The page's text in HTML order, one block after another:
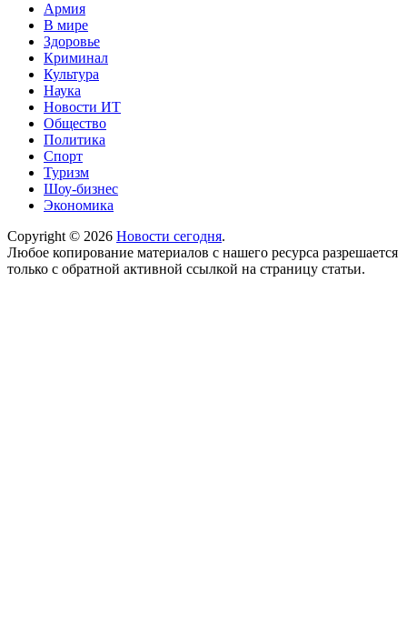
Армия
В мире
Здоровье
Криминал
Культура
Наука
Новости ИТ
Общество
Политика
Спорт
Туризм
Шоу-бизнес
Экономика
Copyright © 2026 Новости сегодня.
Любое копирование материалов с нашего ресурса разрешается
только с обратной активной ссылкой на страницу статьи.